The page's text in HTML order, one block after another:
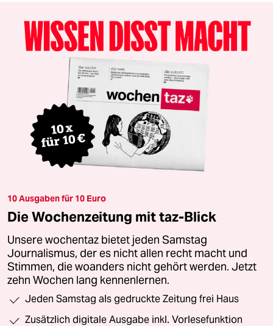
10 Ausgaben für 10 Euro
Die Wochenzeitung mit taz-Blick
Unsere wochentaz bietet jeden Samstag
Journalismus, der es nicht allen recht macht und
Stimmen, die woanders nicht gehört werden. Jetzt
zehn Wochen lang kennenlernen.
Jeden Samstag als gedruckte Zeitung frei Haus
Zusätzlich digitale Ausgabe inkl. Vorlesefunktion